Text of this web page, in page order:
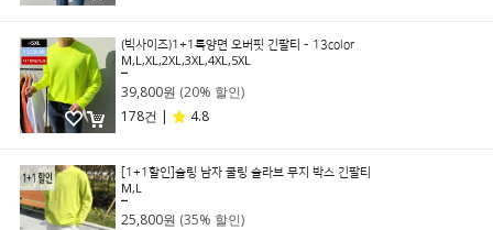
(빅사이즈)1+1특양면 오버핏 긴팔티 - 13color
M,L,XL,2XL,3XL,4XL,5XL
39,800원 (20% 할인)
178건 |
4.8
[1+1할인]슬링 남자 쿨링 슬라브 무지 박스 긴팔티
M,L
25,800원 (35% 할인)